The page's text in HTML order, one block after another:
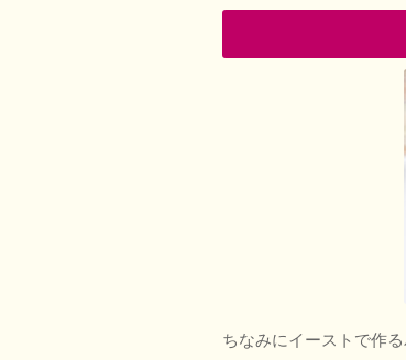
ちなみにイーストで作